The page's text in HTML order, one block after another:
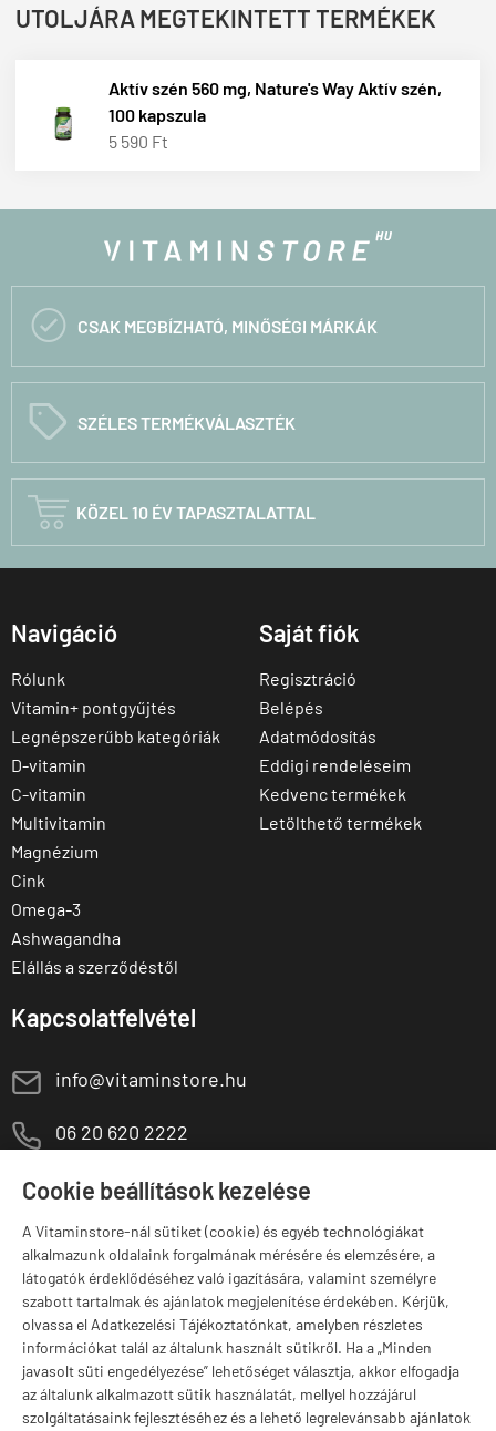
Cookie beállítások kezelése
A Vitaminstore-nál sütiket (cookie) és egyéb technológiákat
alkalmazunk oldalaink forgalmának mérésére és elemzésére, a
látogatók érdeklődéséhez való igazítására, valamint személyre
szabott tartalmak és ajánlatok megjelenítése érdekében. Kérjük,
olvassa el Adatkezelési Tájékoztatónkat, amelyben részletes
információkat talál az általunk használt sütikről. Ha a „Minden
javasolt süti engedélyezése” lehetőséget választja, akkor elfogadja
az általunk alkalmazott sütik használatát, mellyel hozzájárul
szolgáltatásaink fejlesztéséhez és a lehető legrelevánsabb ajánlatok
UTOLJÁRA MEGTEKINTETT TERMÉKEK
Aktív szén 560 mg, Nature's Way Aktív szén,
100 kapszula
5 590 Ft
 CSAK MEGBÍZHATÓ, MINŐSÉGI MÁRKÁK
C SZÉLES TERMÉKVÁLASZTÉK
 KÖZEL 10 ÉV TAPASZTALATTAL
Navigáció
Rólunk
Vitamin+ pontgyűjtés
Legnépszerűbb kategóriák
D-vitamin
C-vitamin
Multivitamin
Magnézium
Cink
Omega-3
Ashwagandha
Elállás a szerződéstől
Saját fiók
Regisztráció
Belépés
Adatmódosítás
Eddigi rendeléseim
Kedvenc termékek
Letölthető termékek
Kapcsolatfelvétel
E info@vitaminstore.hu
M 06 20 620 2222
T
1141 Budapest,
Szugló u. 83-85.
H-P:10:00-18:00
Márkák
Valuta választás